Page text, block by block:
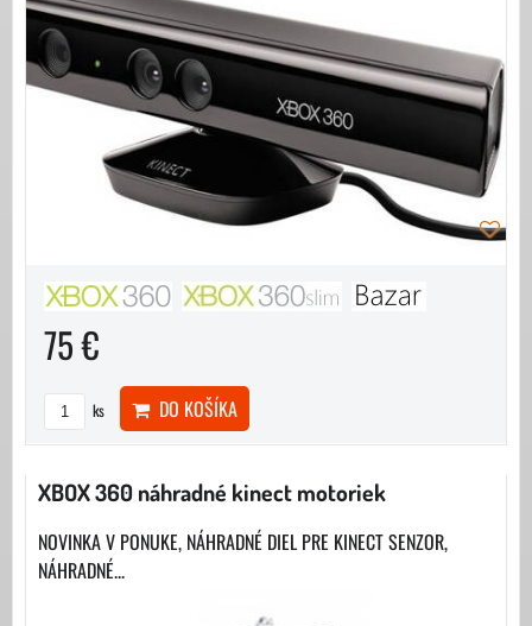
75 €
ks DO KOŠÍKA
XBOX 360 náhradné kinect motoriek
NOVINKA V PONUKE, NÁHRADNÉ DIEL PRE KINECT SENZOR,
NÁHRADNÉ...